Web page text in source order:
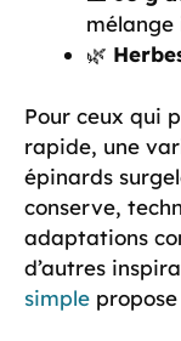
🌿
Pour ceux qui
rapide, une
épinards
conserve,
adaptations
d’autres
simple